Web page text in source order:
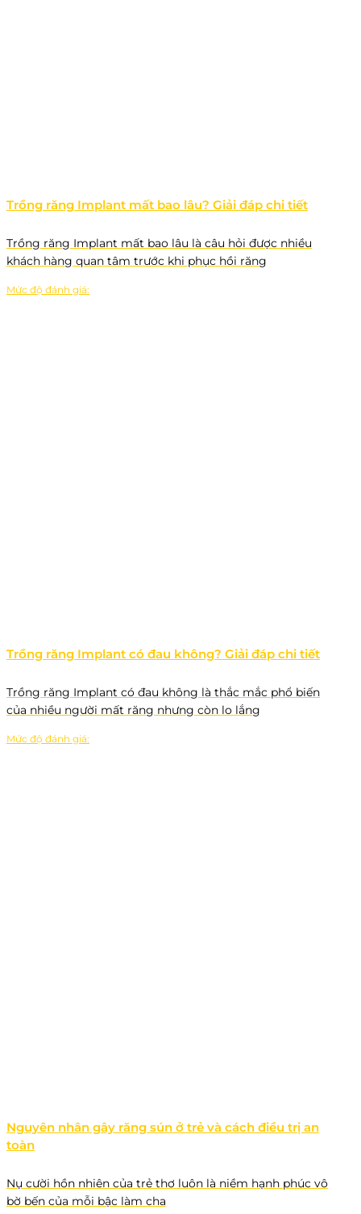
Trồng răng Implant mất bao lâu? Giải đáp chi tiết
Trồng răng Implant mất bao lâu là câu hỏi được nhiều
khách hàng quan tâm trước khi phục hồi răng
Mức độ đánh giá:
Trồng răng Implant có đau không? Giải đáp chi tiết
Trồng răng Implant có đau không là thắc mắc phổ biến
của nhiều người mất răng nhưng còn lo lắng
Mức độ đánh giá:
Nguyên nhân gây răng sún ở trẻ và cách điều trị an
toàn
Nụ cười hồn nhiên của trẻ thơ luôn là niềm hạnh phúc vô
bờ bến của mỗi bậc làm cha